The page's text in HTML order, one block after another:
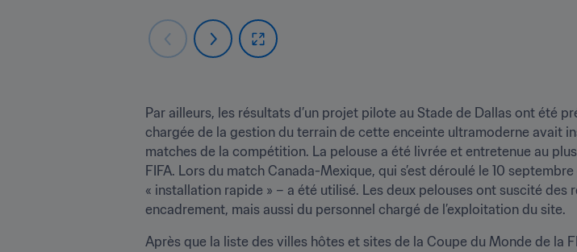
Par ailleurs, les résultats d’un projet pilote au Stade de Dallas ont été
chargée de la gestion du terrain de cette enceinte ultramoderne avait
matches de la compétition. La pelouse a été livrée et entretenue au
FIFA. Lors du match Canada-Mexique, qui s’est déroulé le 10
« installation rapide » – a été utilisé. Les deux pelouses ont suscité
encadrement, mais aussi du personnel chargé de l’exploitation du site.
Après que la liste des villes hôtes et sites de la Coupe du Monde de la